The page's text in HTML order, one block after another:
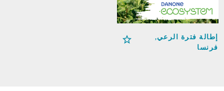
إطالة فترة الرعي,
فرنسا